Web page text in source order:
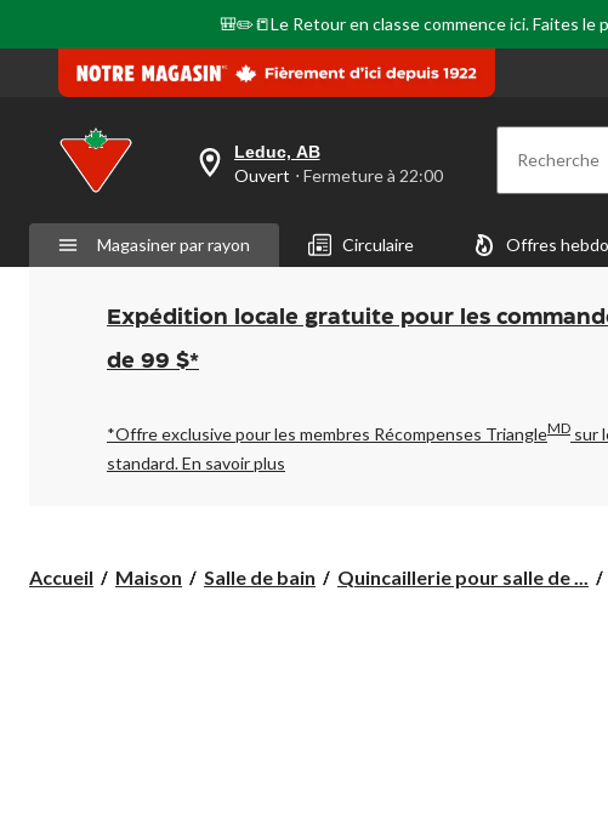
🎒✏️📒Le Retour en classe commence ici. Faites
votre
est
Leduc,
AB,
Ouvert,
Fermeture
à
pour
changer
Leduc, AB
Ouvert ⋅ Fermeture à 22:00 Recherche
Magasiner par rayon Circulaire Offres hebdo
Expédition locale gratuite pour les
de 99 $*
*Offre exclusive pour les membres Récompenses TriangleMD sur
standard.En savoir plus
Accueil Maison Salle de bain Quincaillerie pour salle de ...